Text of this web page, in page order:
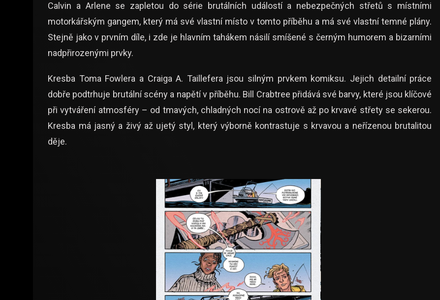
Calvin a Arlene se zapletou do série brutálních událostí a nebezpečných střetů s místními
motorkářským gangem, který má své vlastní místo v tomto příběhu a má své vlastní temné plány.
Stejně jako v prvním díle, i zde je hlavním tahákem násilí smíšené s černým humorem a bizarními
nadpřirozenými prvky.
Kresba Toma Fowlera a Craiga A. Taillefera jsou silným prvkem komiksu. Jejich detailní práce
dobře podtrhuje brutální scény a napětí v příběhu. Bill Crabtree přidává své barvy, které jsou klíčové
při vytváření atmosféry – od tmavých, chladných nocí na ostrově až po krvavé střety se sekerou.
Kresba má jasný a živý až ujetý styl, který výborně kontrastuje s krvavou a neřízenou brutalitou
děje.